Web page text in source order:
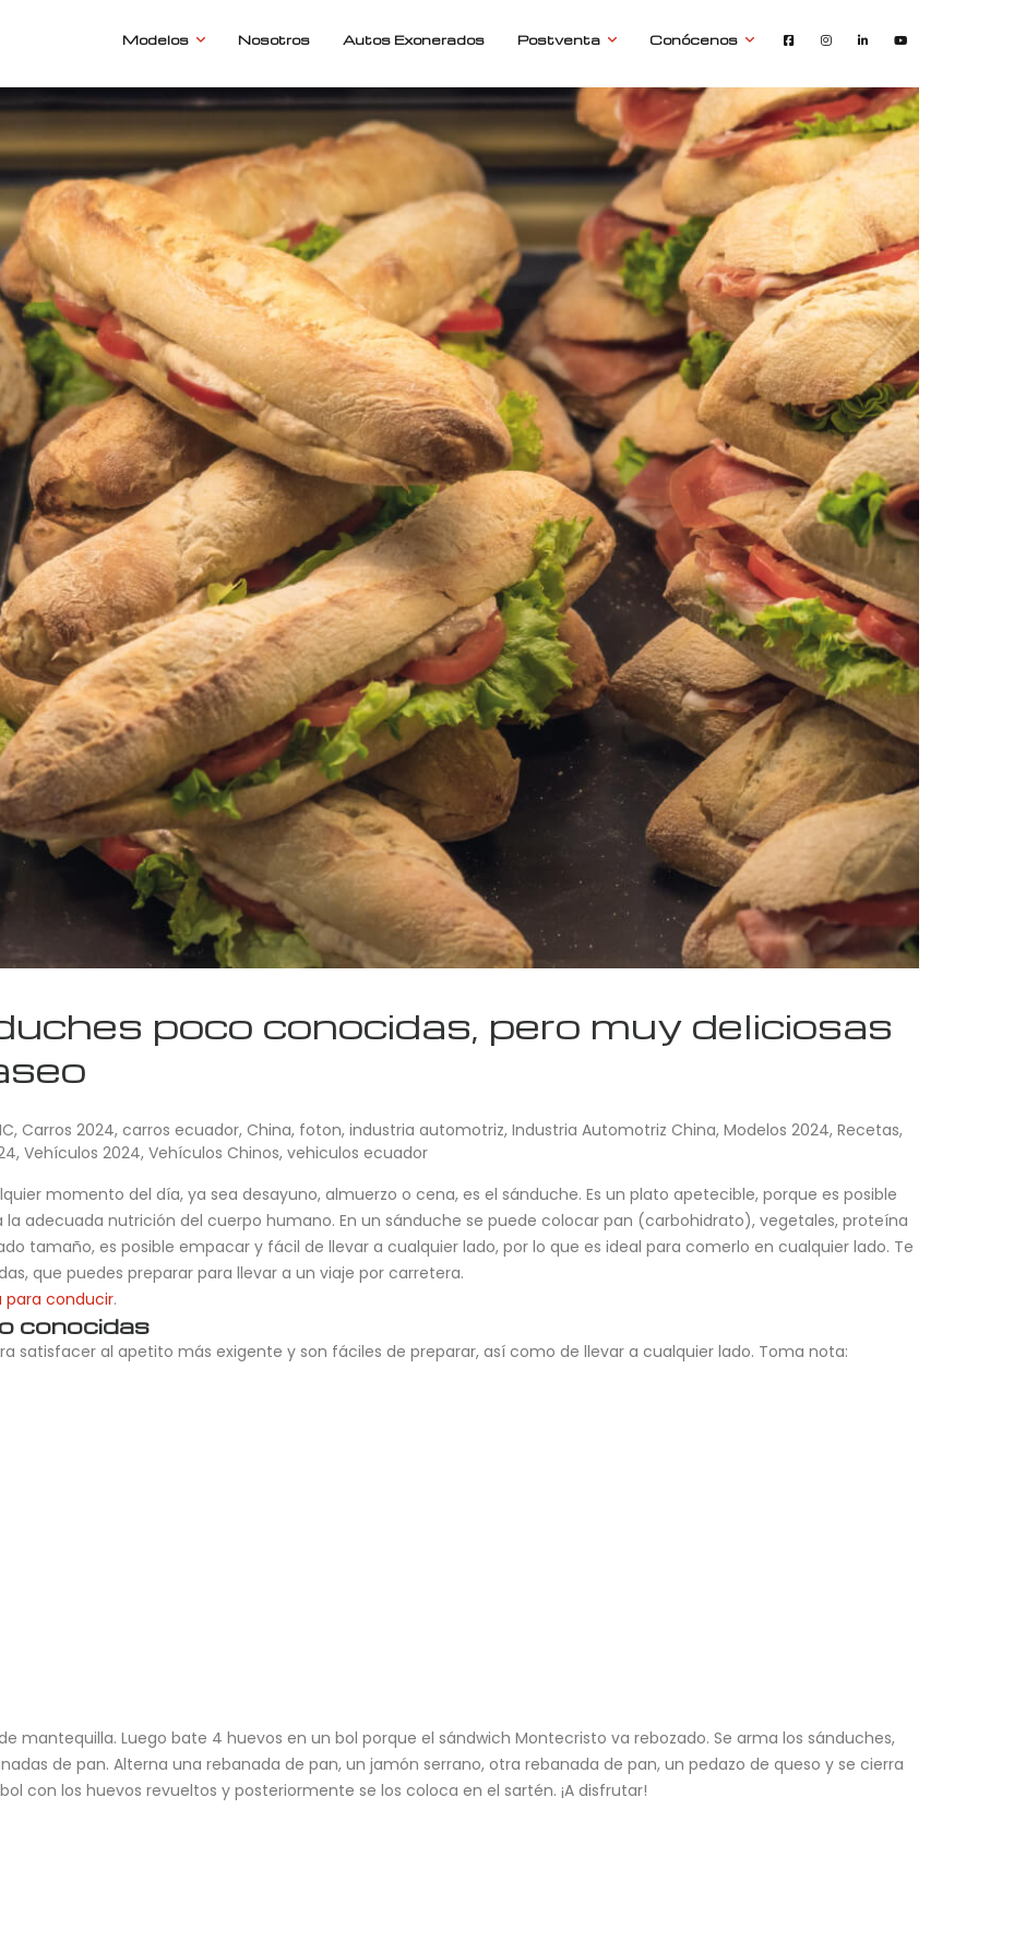
Modelos Nosotros Autos Exonerados Postventa Conócenos
poco conocidas, pero muy deliciosas
, Carros 2024, carros ecuador, China, foton, industria automotriz, Industria Automotriz China, Modelos 2024, Recetas,
, Vehículos 2024, Vehículos Chinos, vehiculos ecuador
momento del día, ya sea desayuno, almuerzo o cena, es el sánduche. Es un plato apetecible, porque es posible
adecuada nutrición del cuerpo humano. En un sánduche se puede colocar pan (carbohidrato), vegetales, proteína
tamaño, es posible empacar y fácil de llevar a cualquier lado, por lo que es ideal para comerlo en cualquier lado. Te
que puedes preparar para llevar a un viaje por carretera.
para conducir.
conocidas
satisfacer al apetito más exigente y son fáciles de preparar, así como de llevar a cualquier lado. Toma nota:
mantequilla. Luego bate 4 huevos en un bol porque el sándwich Montecristo va rebozado. Se arma los sánduches,
de pan. Alterna una rebanada de pan, un jamón serrano, otra rebanada de pan, un pedazo de queso y se cierra
con los huevos revueltos y posteriormente se los coloca en el sartén. ¡A disfrutar!